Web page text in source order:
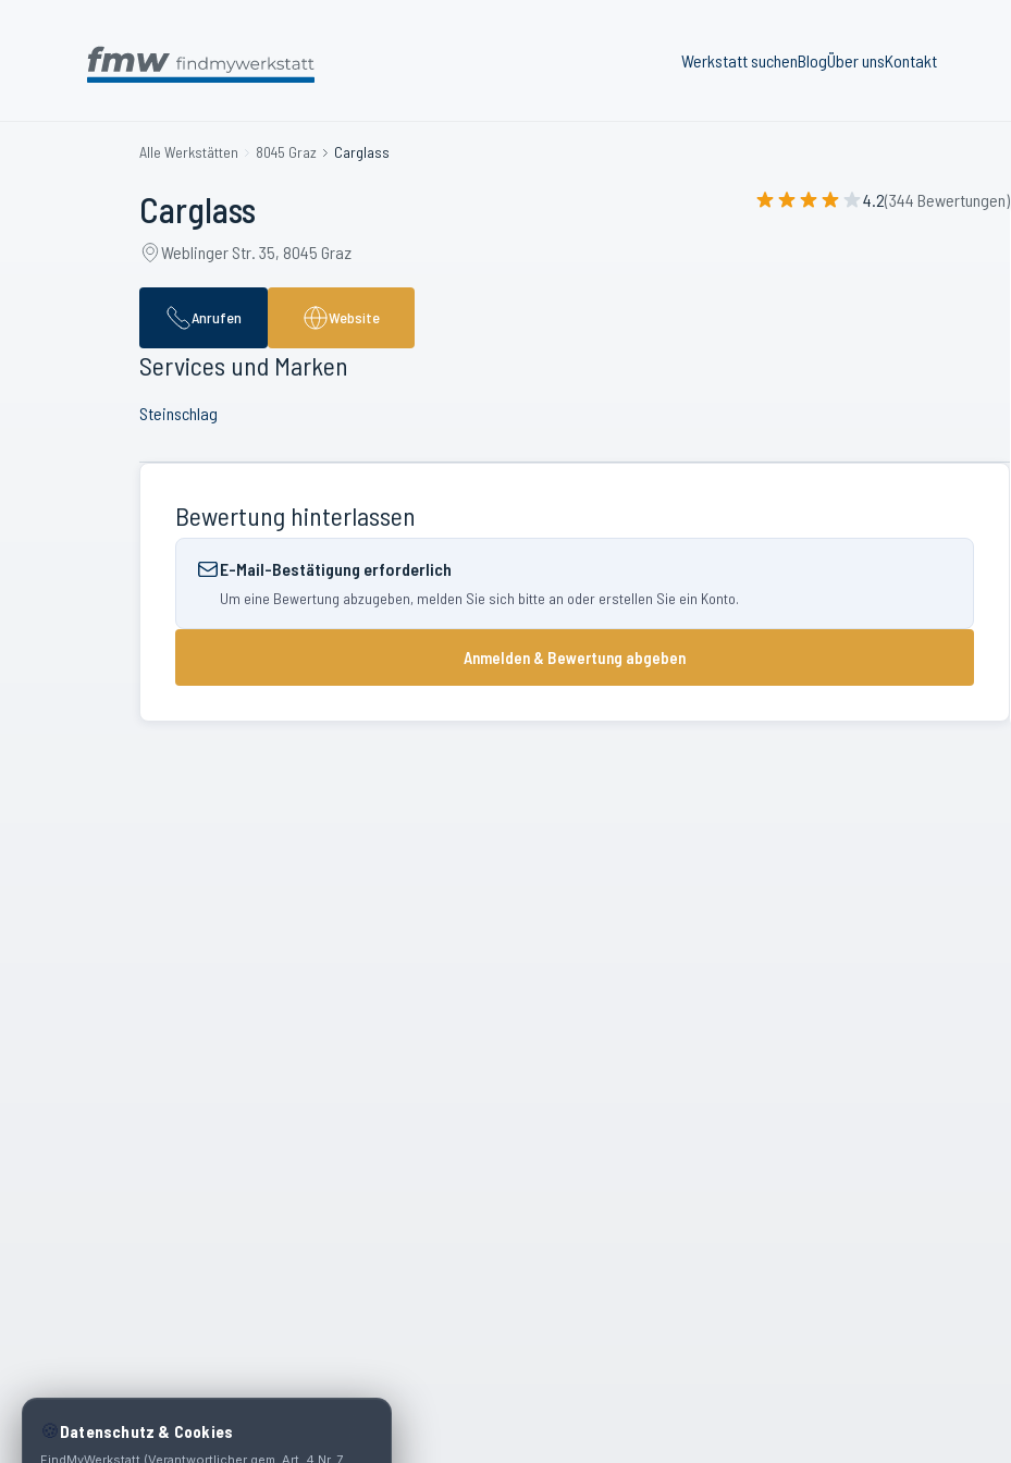
Werkstatt suchenBlogÜber unsKontakt
Alle Werkstätten 8045 Graz Carglass
Carglass 4.2(344 Bewertungen)
Weblinger Str. 35, 8045 Graz
Anrufen Website
Services und Marken
Steinschlag
Bewertung hinterlassen
E-Mail-Bestätigung erforderlich
Um eine Bewertung abzugeben, melden Sie sich bitte an oder erstellen Sie ein Konto.
Anmelden & Bewertung abgeben
🍪 Datenschutz & Cookies
FindMyWerkstatt (Verantwortlicher gem. Art. 4 Nr. 7